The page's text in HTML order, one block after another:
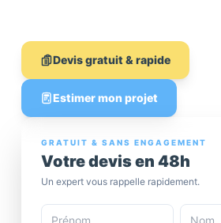
Devis gratuit & rapide
Estimer mon projet
GRATUIT & SANS ENGAGEMENT
Votre devis en 48h
Un expert vous rappelle rapidement.